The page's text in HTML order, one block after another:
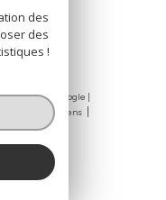
powered by Google |
Nos liens
des
des
!